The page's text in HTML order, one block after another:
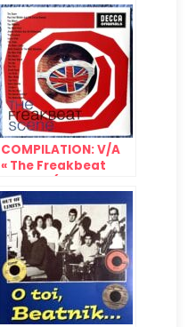
COMPILATION: V/A
« The Freakbeat
1998/2019)